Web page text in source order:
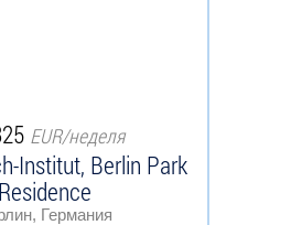
EUR/неделя
Institut, Berlin Park
Residence
Германия